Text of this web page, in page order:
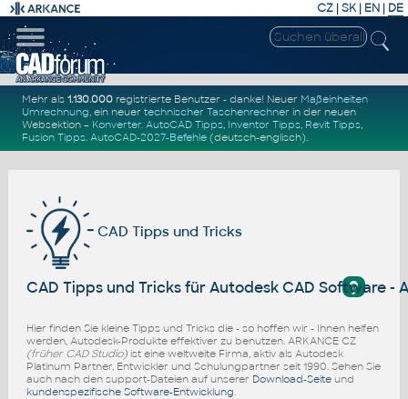
CZ | SK| EN | DE
Mehr als1.130.000 registrierte Benutzer - danke! Neuer Maßeinheiten
Umrechnung, ein neuertechnischer Taschenrechner in der neuen
Websektion – Konverter.AutoCAD Tipps, Inventor Tipps, Revit Tipps,
Fusion Tipps.AutoCAD-2027-Befehle (deutsch-englisch).
CAD Tipps und Tricks
?
CAD Tipps und Tricks für Autodesk CAD Software -
Hier finden Sie kleine Tipps und Tricks die - so hoffen wir - Ihnen helfen
werden, Autodesk-Produkte effektiver zu benutzen. ARKANCE CZ
(früher CAD Studio)ist eine weltweite Firma, aktiv als Autodesk
Platinum Partner, Entwickler und Schulungpartner seit 1990. Sehen Sie
auch nach den support-Dateien auf unserer Download-Seiteund
kundenspezifische Software-Entwicklung